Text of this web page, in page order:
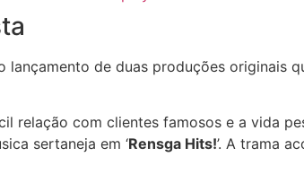
de duas produções originais
relação com clientes famosos e a vida
sertaneja em ‘Rensga Hits!’. A trama